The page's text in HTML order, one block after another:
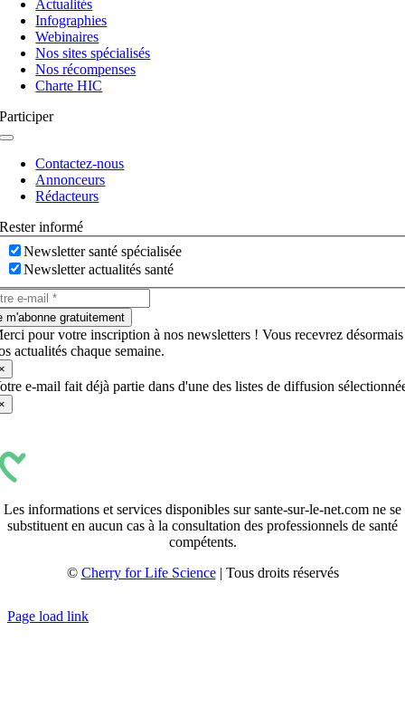
basculeActualités
Infographies
Webinaires
Nos sites spécialisés
Nos récompenses
Charte HIC
Participer
Navigation
basculeContactez-nous
Annonceurs
Rédacteurs
Rester informé
Newsletter santé spécialisée
Newsletter actualités santé
m'abonne gratuitement
pour votre inscription à nos newsletters ! Vous recevrez désormais
actualités chaque semaine.
e-mail fait déjà partie dans d'une des listes de diffusion
Les informations et services disponibles sur sante-sur-le-net.com ne se
substituent en aucun cas à la consultation des professionnels de santé
compétents.
© Cherry for Life Science| Tous droits réservés
Page load link